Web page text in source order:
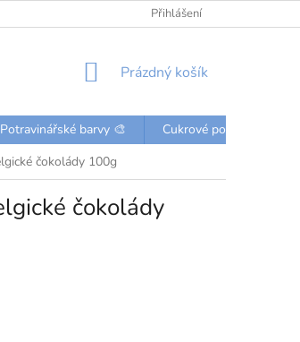
ÚDAJŮ KONTAKTYPřihlášení
NÁKUPNÍ
Prázdný košík
Potravinářské barvy 🎨
Cukrové posypky a
čokolády 100g
čokolády